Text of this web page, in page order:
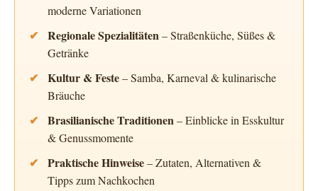
moderne Variationen
Regionale Spezialitäten– Straßenküche, Süßes &
Getränke
Kultur & Feste– Samba, Karneval & kulinarische
Bräuche
Brasilianische Traditionen– Einblicke in Esskultur
& Genussmomente
Praktische Hinweise– Zutaten, Alternativen &
Tipps zum Nachkochen